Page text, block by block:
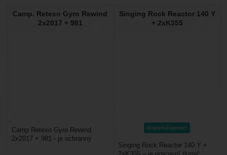
Camp. Retexo Gyro Rewind
2x2017 + 981
Camp Retexo Gyro Rewind
2x2017 + 981 - je ochranný
Singing Rock Reactor 140 Y
+ 2xK355
doporučujeme!
Singing Rock Reactor 140 Y +